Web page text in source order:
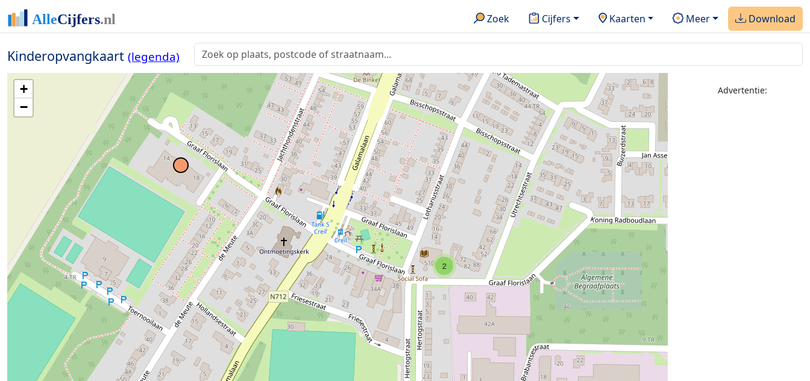
Zoek Cijfers Kaarten Meer Download
Kinderopvangkaart (legenda)
2
+
−
Advertentie: